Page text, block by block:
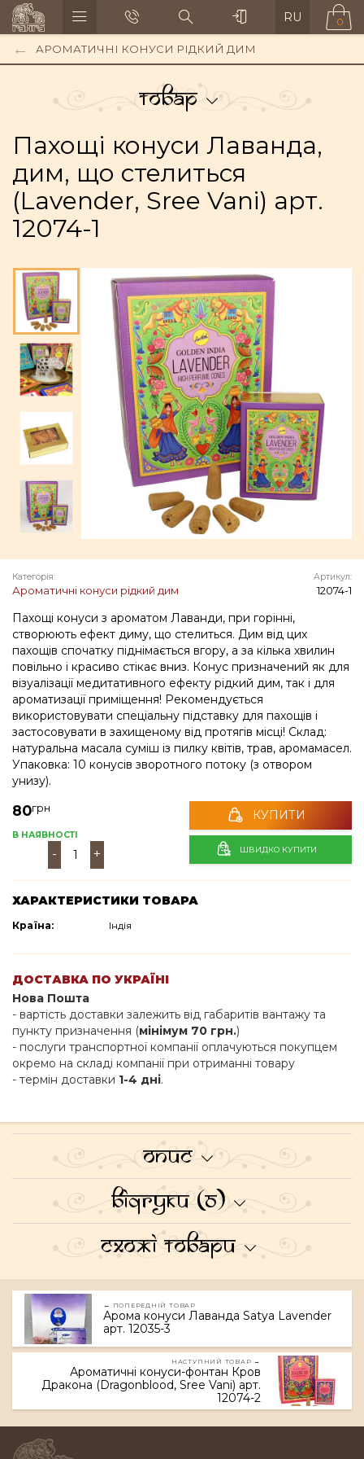
RU 0
АРОМАТИЧНІ КОНУСИ РІДКИЙ ДИМ
Товар
Пахощі конуси Лаванда,
дим, що стелиться
(Lavender, Sree Vani) арт.
12074-1
Категорія:
Ароматичні конуси рідкий дим
Артикул:
12074-1
Пахощі конуси з ароматом Лаванди, при горінні,
створюють ефект диму, що стелиться. Дим від цих
пахощів спочатку піднімається вгору, а за кілька хвилин
повільно і красиво стікає вниз. Конус призначений як для
візуалізації медитативного ефекту рідкий дим, так і для
ароматизації приміщення! Рекомендується
використовувати спеціальну підставку для пахощів і
застосовувати в захищеному від протягів місці! Склад:
натуральна масала суміш із пилку квітів, трав, аромамасел.
Упаковка: 10 конусів зворотного потоку (з отвором
унизу).
80грн
В НАЯВНОСТІ
- +
КУПИТИ
ШВИДКО КУПИТИ
ХАРАКТЕРИСТИКИ ТОВАРА
Країна: Індія
ДОСТАВКА ПО УКРАЇНІ
Нова Пошта
- вартість доставки залежить від габаритів вантажу та
пункту призначення (мінімум 70 грн.)
- послуги транспортної компанії оплачуються покупцем
окремо на складі компанії при отриманні товару
- термін доставки 1-4 дні.
Опис
Відгуки (0)
Схожі товари
← ПОПЕРЕДНІЙ ТОВАР
Арома конуси Лаванда Satya Lavender
арт. 12035-3
НАСТУПНИЙ ТОВАР →
Ароматичні конуси-фонтан Кров
Дракона (Dragonblood, Sree Vani) арт.
12074-2